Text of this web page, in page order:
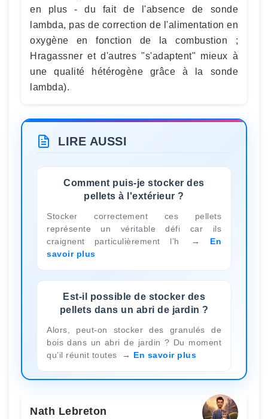
en plus - du fait de l'absence de sonde
lambda, pas de correction de l'alimentation en
oxygène en fonction de la combustion ;
Hragassner et d'autres "s'adaptent" mieux à
une qualité hétérogène grâce à la sonde
lambda).
LIRE AUSSI
Comment puis-je stocker des
pellets à l'extérieur ?
Stocker correctement ces pellets
représente un véritable défi car ils
craignent particulièrement l’h
En
savoir plus
Est-il possible de stocker des
pellets dans un abri de jardin ?
Alors, peut-on stocker des granulés de
bois dans un abri de jardin ? Du moment
qu’il réunit toutes
En savoir plus
Nath Lebreton